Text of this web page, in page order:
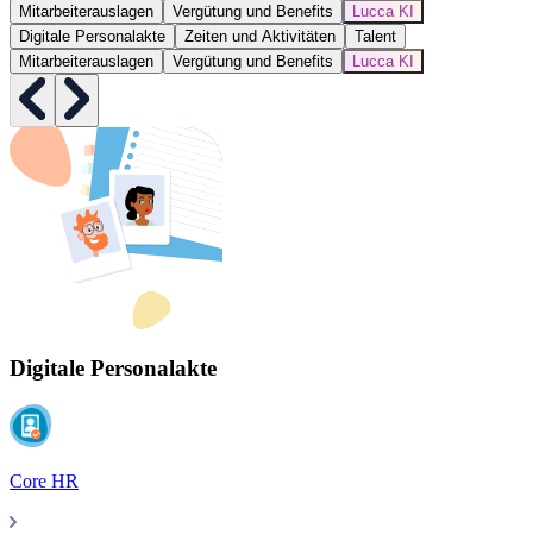
Mitarbeiterauslagen
Vergütung und Benefits
Lucca KI
Digitale Personalakte
Zeiten und Aktivitäten
Talent
Mitarbeiterauslagen
Vergütung und Benefits Lucca KI
Digitale Personalakte
Core HR